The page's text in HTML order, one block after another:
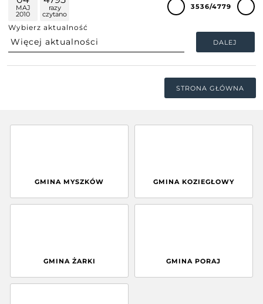
MAJ
2010
razy
czytano
Wybierz aktualność
DALEJ
3536/4779
STRONA GŁÓWNA
GMINA MYSZKÓW GMINA KOZIEGŁOWY
GMINA ŻARKI GMINA PORAJ